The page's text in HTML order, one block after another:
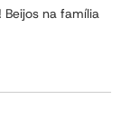
na família